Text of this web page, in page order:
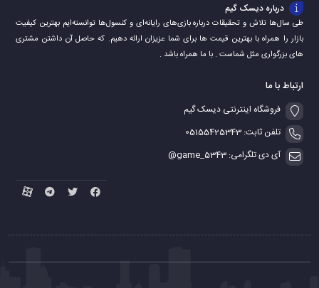
درباره دیسک گیم
طی سال‌ها تلاش و تحقیقات درباره بازی‌های رایانه‌ای و کنسول‌ها توانسته‌ایم بهترین کیفیت
بازار را همراه با بهترین قیمت ها برای شما عزیزان ارائه دهیم. که حاصل آن داشتن مشتری
های بزرگواری مثل شماست . با ما همراه باشد .
ارتباط با ما
فروشگاه اینترنتی دیسک گیم
تلفن ثابت: 05155425343
آی دی تلگرامی: game_5343@